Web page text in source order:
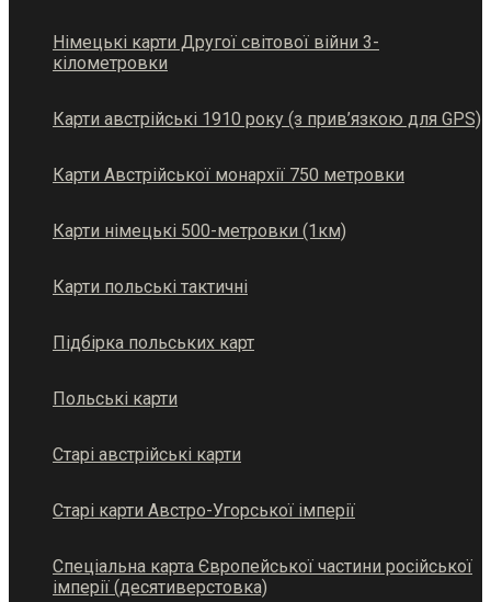
Німецькі карти Другої світової війни 3-
кілометровки
Карти австрійські 1910 року (з прив’язкою для GPS)
Карти Австрійської монархії 750 метровки
Карти німецькі 500-метровки (1км)
Карти польські тактичні
Підбірка польських карт
Польські карти
Старі австрійські карти
Старі карти Австро-Угорської імперії
Спеціальна карта Європейської частини російської
імперії (десятиверстовка)